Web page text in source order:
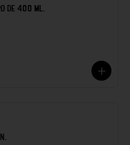
de 400 ml.